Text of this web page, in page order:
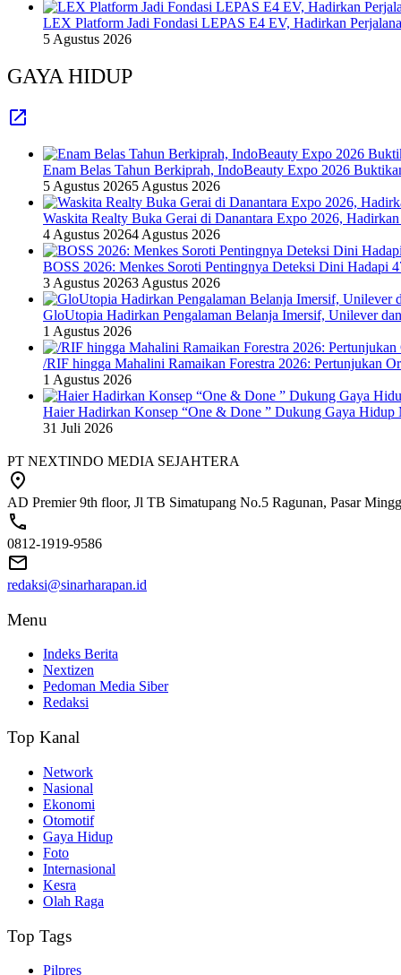
LEX Platform Jadi Fondasi LEPAS E4 EV, Hadirkan
5 Agustus 2026
GAYA HIDUP
Enam Belas Tahun Berkiprah, IndoBeauty Expo 2026
5 Agustus 20265 Agustus 2026
Waskita Realty Buka Gerai di Danantara Expo 2026,
4 Agustus 20264 Agustus 2026
BOSS 2026: Menkes Soroti Pentingnya Deteksi Dini Hadapi
3 Agustus 20263 Agustus 2026
GloUtopia Hadirkan Pengalaman Belanja Imersif, Unilever
1 Agustus 2026
/RIF hingga Mahalini Ramaikan Forestra 2026: Pertunjukan
1 Agustus 2026
Haier Hadirkan Konsep “One & Done ” Dukung Gaya Hidup
31 Juli 2026
PT NEXTINDO MEDIA SEJAHTERA
AD Premier 9th floor, Jl TB Simatupang No.5 Ragunan, Pasar
0812-1919-9586
redaksi@sinarharapan.id
Menu
Indeks Berita
Nextizen
Pedoman Media Siber
Redaksi
Top Kanal
Network
Nasional
Ekonomi
Otomotif
Gaya Hidup
Foto
Internasional
Kesra
Olah Raga
Top Tags
Pilpres